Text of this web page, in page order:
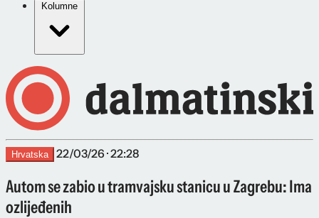
Kolumne
Hrvatska 22/03/26 · 22:28
Autom se zabio u tramvajsku stanicu u Zagrebu: Ima
ozlijeđenih